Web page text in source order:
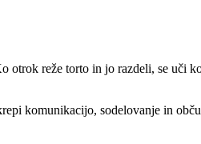
otrok reže torto in jo razdeli, se uči
komunikacijo, sodelovanje in